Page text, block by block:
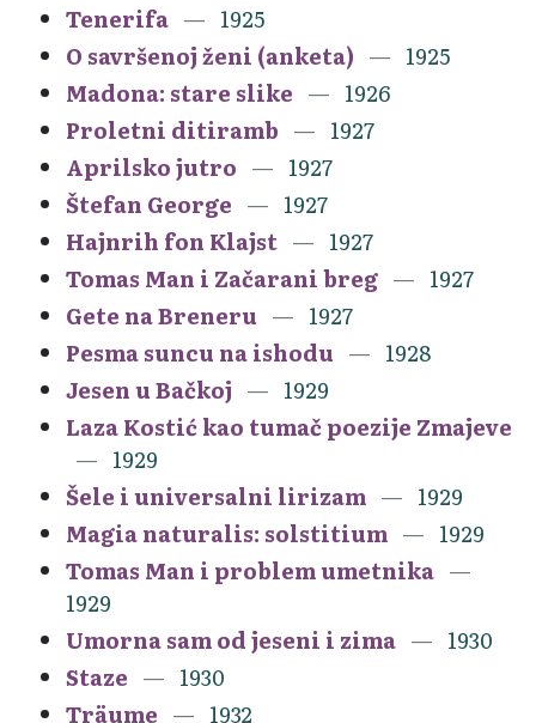
Tenerifa
1925
O savršenoj ženi (anketa)
1925
Madona: stare slike
1926
Proletni ditiramb
1927
Aprilsko jutro
1927
Štefan George
1927
Hajnrih fon Klajst
1927
Tomas Man i Začarani breg
1927
Gete na Breneru
1927
Pesma suncu na ishodu
1928
Jesen u Bačkoj
1929
Laza Kostić kao tumač poezije Zmajeve
1929
Šele i universalni lirizam
1929
Magia naturalis: solstitium
1929
Tomas Man i problem umetnika
1929
Umorna sam od jeseni i zima
1930
Staze
1930
Träume
1932